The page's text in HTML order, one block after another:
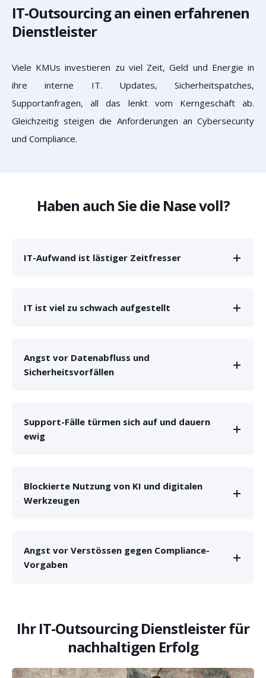
IT-Outsourcing an einen erfahrenen
Dienstleister
Viele KMUs investieren zu viel Zeit, Geld und Energie in
ihre interne IT. Updates, Sicherheitspatches,
Supportanfragen, all das lenkt vom Kerngeschäft ab.
Gleichzeitig steigen die Anforderungen an Cybersecurity
und Compliance.
Haben auch Sie die Nase voll?
IT-Aufwand ist lästiger Zeitfresser
IT ist viel zu schwach aufgestellt
Angst vor Datenabfluss und
Sicherheitsvorfällen
Support-Fälle türmen sich auf und dauern
ewig
Blockierte Nutzung von KI und digitalen
Werkzeugen
Angst vor Verstössen gegen Compliance-
Vorgaben
Ihr IT-Outsourcing Dienstleister für
nachhaltigen Erfolg